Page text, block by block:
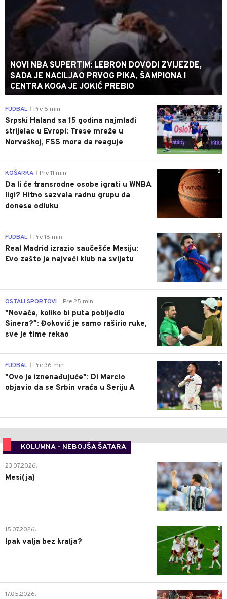
NOVI NBA SUPERTIM: LEBRON DOVODI ZVIJEZDE,
SADA JE NACILJAO PRVOG PIKA, ŠAMPIONA I
CENTRA KOGA JE JOKIĆ PREBIO
0
FUDBAL Pre 6 min
Srpski Haland sa 15 godina najmlađi
strijelac u Evropi: Trese mreže u
Norveškoj, FSS mora da reaguje
0
KOŠARKA Pre 11 min
Da li će transrodne osobe igrati u WNBA
ligi? Hitno sazvala radnu grupu da
donese odluku
0
FUDBAL Pre 18 min
Real Madrid izrazio saučešće Mesiju:
Evo zašto je najveći klub na svijetu
0
OSTALI SPORTOVI Pre 25 min
"Novače, koliko bi puta pobijedio
Sinera?": Đoković je samo raširio ruke,
sve je time rekao
0
FUDBAL Pre 36 min
"Ovo je iznenađujuće": Di Marcio
objavio da se Srbin vraća u Seriju A
KOLUMNA - NEBOJŠA ŠATARA
0
23.07.2026.
Mesi(ja)
2
15.07.2026.
Ipak valja bez kralja?
0
17.05.2026.